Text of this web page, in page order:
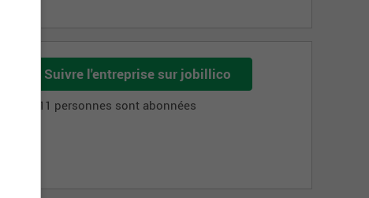
Suivre l'entreprise sur jobillico
1 511 personnes sont abonnées